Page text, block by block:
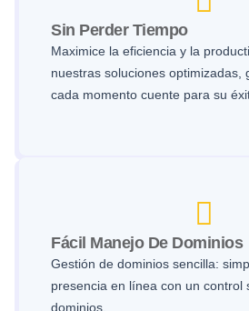
Sin Perder Tiempo
Maximice la eficiencia y la
nuestras soluciones optimizadas,
cada momento cuente para su
Fácil Manejo De Dominios
Gestión de dominios sencilla:
presencia en línea con un control
dominios.